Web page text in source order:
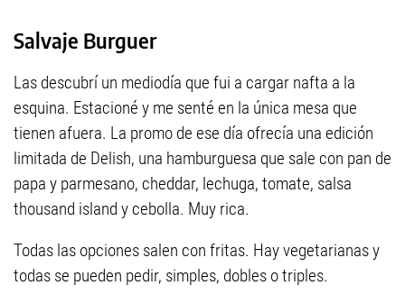
Salvaje Burguer
Las descubrí un mediodía que fui a cargar nafta a la
esquina. Estacioné y me senté en la única mesa que
tienen afuera. La promo de ese día ofrecía una edición
limitada de Delish, una hamburguesa que sale con pan de
papa y parmesano, cheddar, lechuga, tomate, salsa
thousand island y cebolla. Muy rica.
Todas las opciones salen con fritas. Hay vegetarianas y
todas se pueden pedir, simples, dobles o triples.